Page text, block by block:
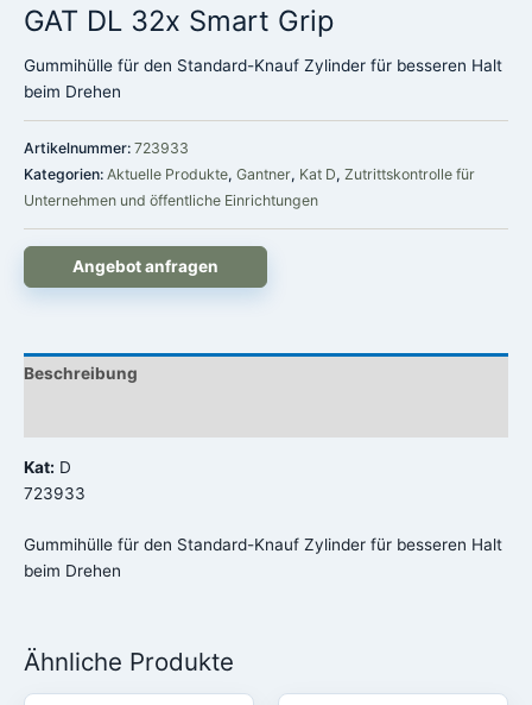
GAT DL 32x Smart Grip
Gummihülle für den Standard-Knauf Zylinder für besseren Halt
beim Drehen
Artikelnummer: 723933
Kategorien: Aktuelle Produkte, Gantner, Kat D, Zutrittskontrolle für
Unternehmen und öffentliche Einrichtungen
Angebot anfragen
Beschreibung
Kat: D
723933
Gummihülle für den Standard-Knauf Zylinder für besseren Halt
beim Drehen
Ähnliche Produkte